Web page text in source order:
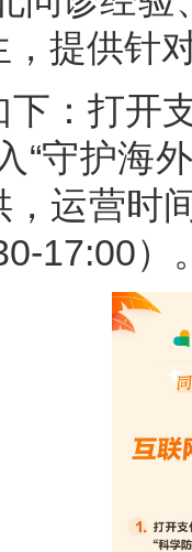
提供针
打开支
“守护海
运营时
17:00）